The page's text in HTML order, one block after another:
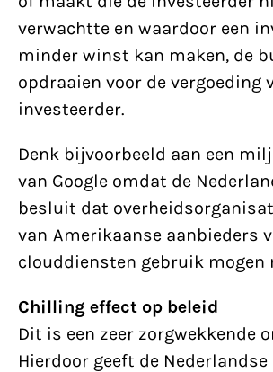
verwachtte en waardoor een
minder winst kan maken, de
opdraaien voor de vergoeding
investeerder.
Denk bijvoorbeeld aan een
van Google omdat de
besluit dat
van Amerikaanse aanbieders
clouddiensten gebruik mogen
Chilling effect op beleid
Dit is een zeer zorgwekkende
Hierdoor geeft de